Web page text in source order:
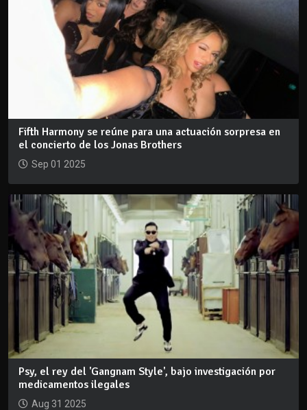
Fifth Harmony se reúne para una actuación sorpresa en
el concierto de los Jonas Brothers
Sep 01 2025
Psy, el rey del 'Gangnam Style', bajo investigación por
medicamentos ilegales
Aug 31 2025